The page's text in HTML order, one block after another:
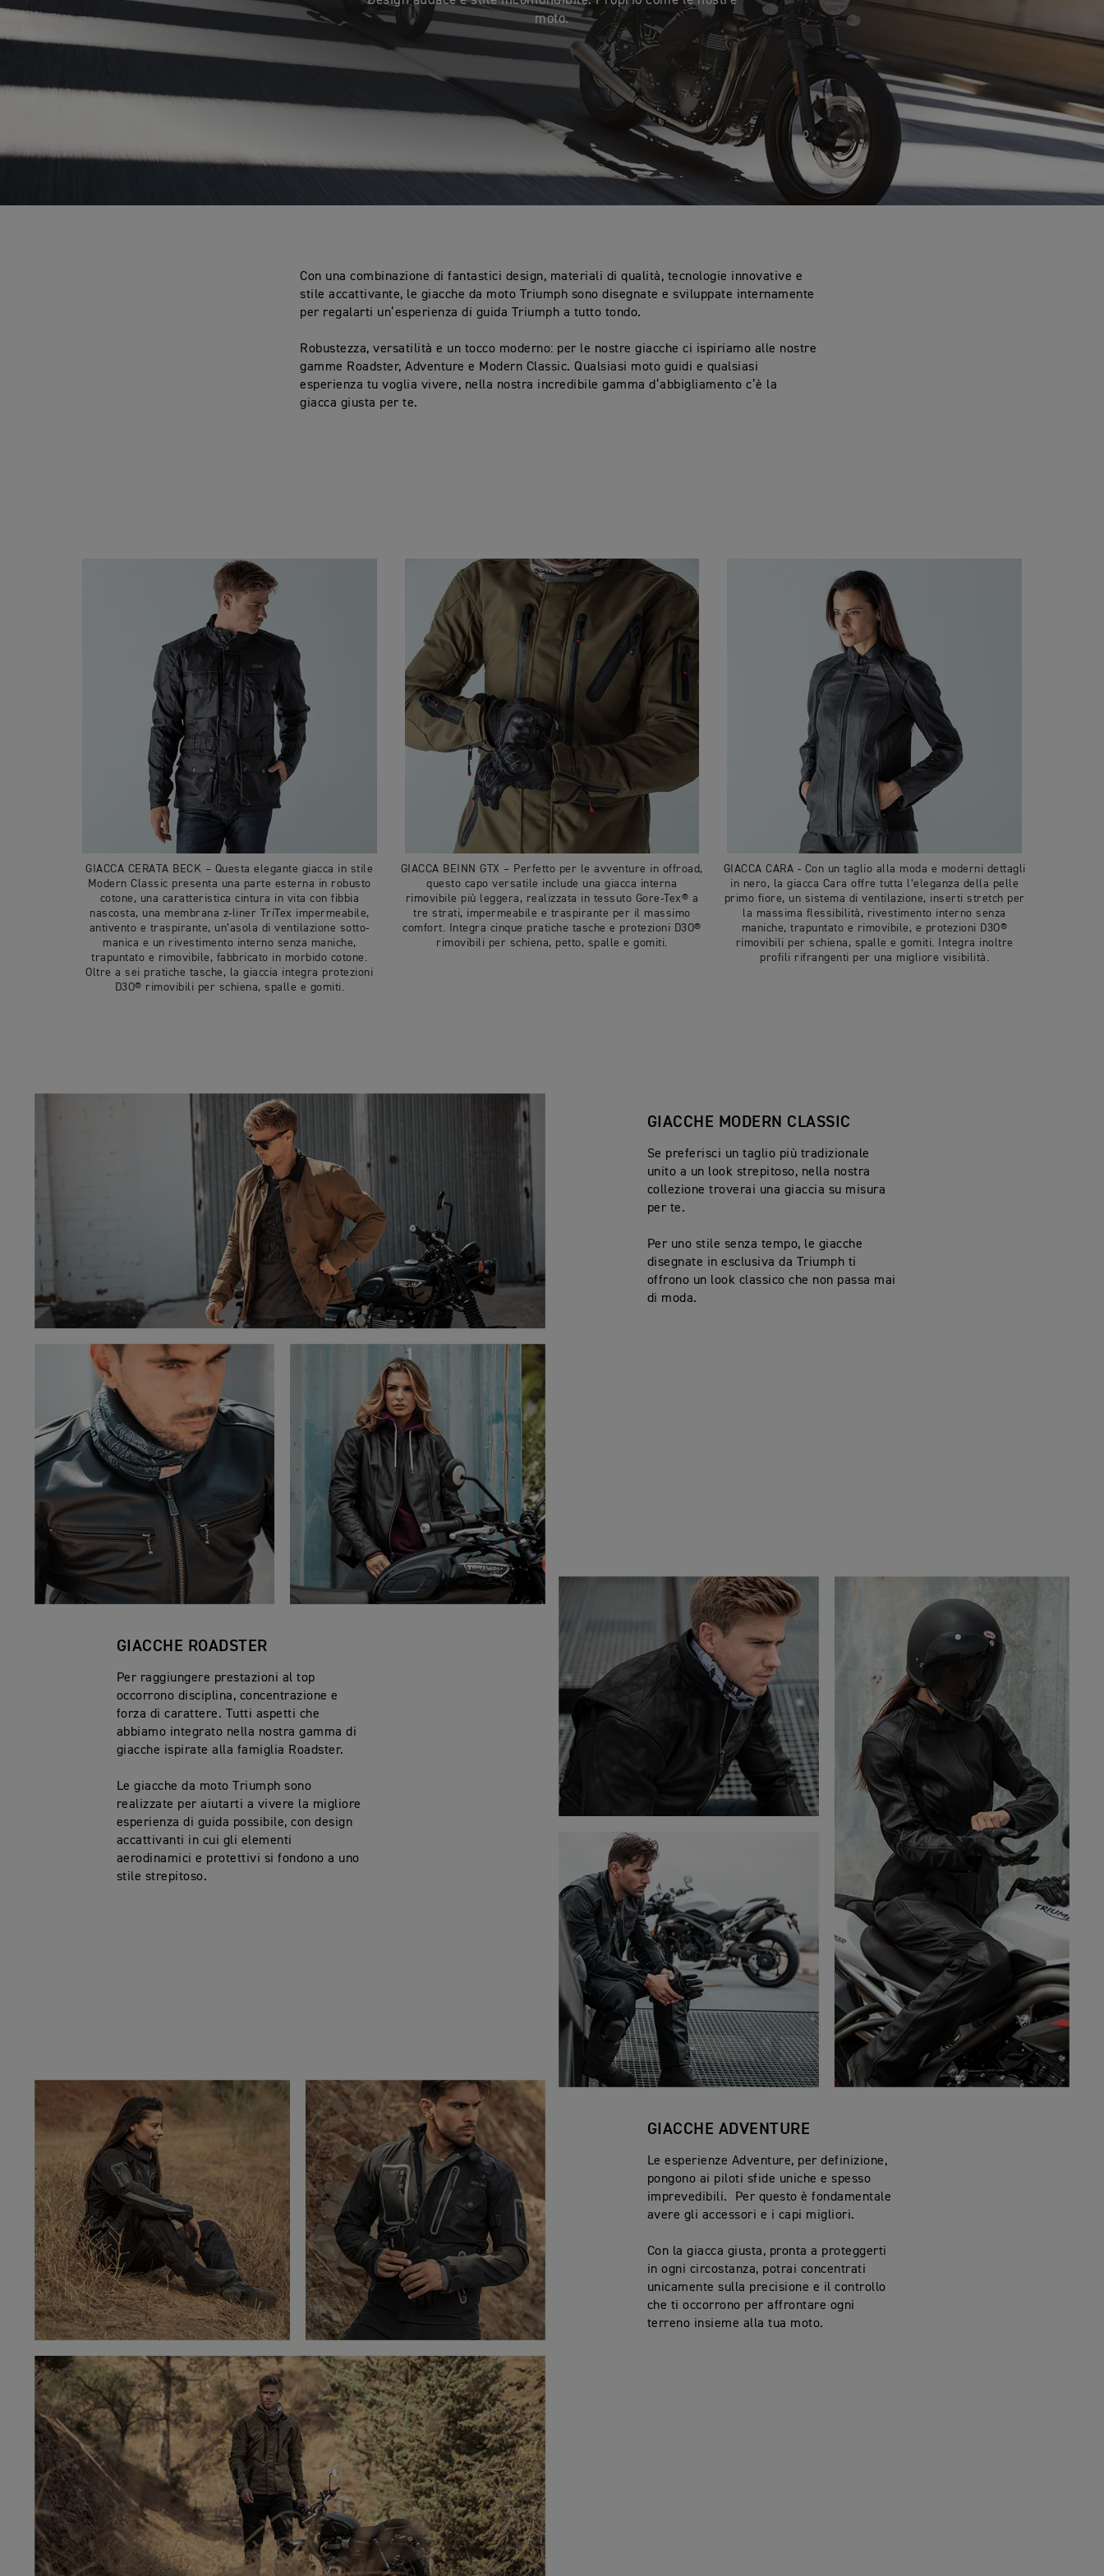
moto.
Con una combinazione di fantastici design, materiali di qualità, tecnologie innovative e
stile accattivante, le giacche da moto Triumph sono disegnate e sviluppate internamente
per regalarti un’esperienza di guida Triumph a tutto tondo.
Robustezza, versatilità e un tocco moderno: per le nostre giacche ci ispiriamo alle nostre
gamme Roadster, Adventure e Modern Classic. Qualsiasi moto guidi e qualsiasi
esperienza tu voglia vivere, nella nostra incredibile gamma d’abbigliamento c’è la
giacca giusta per te.
GIACCA CERATA BECK – Questa elegante giacca in stile
Modern Classic presenta una parte esterna in robusto
cotone, una caratteristica cintura in vita con fibbia
nascosta, una membrana z-liner TriTex impermeabile,
antivento e traspirante, un’asola di ventilazione sotto-
manica e un rivestimento interno senza maniche,
trapuntato e rimovibile, fabbricato in morbido cotone.
Oltre a sei pratiche tasche, la giaccia integra protezioni
D3O® rimovibili per schiena, spalle e gomiti.
GIACCA BEINN GTX – Perfetto per le avventure in offroad,
questo capo versatile include una giacca interna
rimovibile più leggera, realizzata in tessuto Gore-Tex® a
tre strati, impermeabile e traspirante per il massimo
comfort. Integra cinque pratiche tasche e protezioni D3O®
rimovibili per schiena, petto, spalle e gomiti.
GIACCA CARA - Con un taglio alla moda e moderni dettagli
in nero, la giacca Cara offre tutta l’eleganza della pelle
primo fiore, un sistema di ventilazione, inserti stretch per
la massima flessibilità, rivestimento interno senza
maniche, trapuntato e rimovibile, e protezioni D3O®
rimovibili per schiena, spalle e gomiti. Integra inoltre
profili rifrangenti per una migliore visibilità.
GIACCHE MODERN CLASSIC
Se preferisci un taglio più tradizionale
unito a un look strepitoso, nella nostra
collezione troverai una giaccia su misura
per te.
Per uno stile senza tempo, le giacche
disegnate in esclusiva da Triumph ti
offrono un look classico che non passa mai
di moda.
GIACCHE ROADSTER
Per raggiungere prestazioni al top
occorrono disciplina, concentrazione e
forza di carattere. Tutti aspetti che
abbiamo integrato nella nostra gamma di
giacche ispirate alla famiglia Roadster.
Le giacche da moto Triumph sono
realizzate per aiutarti a vivere la migliore
esperienza di guida possibile, con design
accattivanti in cui gli elementi
aerodinamici e protettivi si fondono a uno
stile strepitoso.
GIACCHE ADVENTURE
Le esperienze Adventure, per definizione,
pongono ai piloti sfide uniche e spesso
imprevedibili. Per questo è fondamentale
avere gli accessori e i capi migliori.
Con la giacca giusta, pronta a proteggerti
in ogni circostanza, potrai concentrati
unicamente sulla precisione e il controllo
che ti occorrono per affrontare ogni
terreno insieme alla tua moto.